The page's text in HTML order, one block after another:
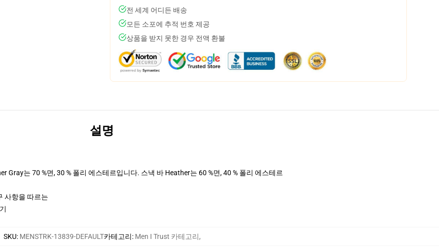
전 세계 어디든 배송
모든 소포에 추적 번호 제공
상품을 받지 못한 경우 전액 환불
설명
Gray는 70 %면, 30 % 폴리 에스테르입니다. 스낵 바 Heather는 60 %면, 40 % 폴리 에스테르
사항을 따르는
SKU: MENSTRK-13839-DEFAULT카테고리: Men I Trust 카테고리,